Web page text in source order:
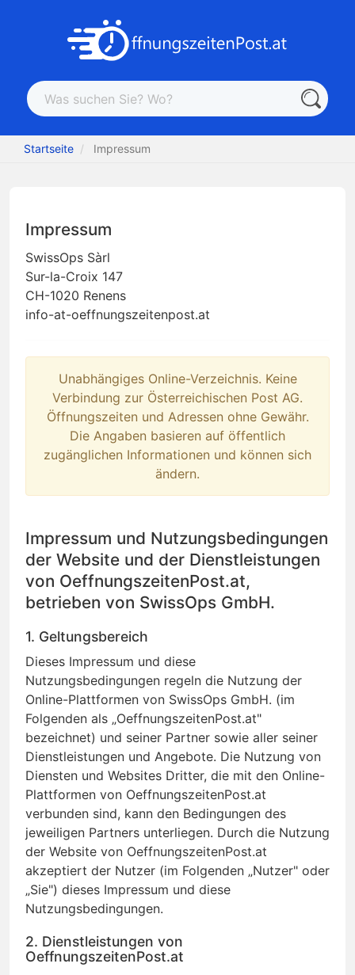
Startseite Impressum
Impressum
SwissOps Sàrl
Sur-la-Croix 147
CH-1020 Renens
info-at-oeffnungszeitenpost.at
Unabhängiges Online-Verzeichnis. Keine
Verbindung zur Österreichischen Post AG.
Öffnungszeiten und Adressen ohne Gewähr.
Die Angaben basieren auf öffentlich
zugänglichen Informationen und können sich
ändern.
Impressum und Nutzungsbedingungen
der Website und der Dienstleistungen
von OeffnungszeitenPost.at,
betrieben von SwissOps GmbH.
1. Geltungsbereich
Dieses Impressum und diese
Nutzungsbedingungen regeln die Nutzung der
Online-Plattformen von SwissOps GmbH. (im
Folgenden als „OeffnungszeitenPost.at"
bezeichnet) und seiner Partner sowie aller seiner
Dienstleistungen und Angebote. Die Nutzung von
Diensten und Websites Dritter, die mit den Online-
Plattformen von OeffnungszeitenPost.at
verbunden sind, kann den Bedingungen des
jeweiligen Partners unterliegen. Durch die Nutzung
der Website von OeffnungszeitenPost.at
akzeptiert der Nutzer (im Folgenden „Nutzer" oder
„Sie") dieses Impressum und diese
Nutzungsbedingungen.
2. Dienstleistungen von
OeffnungszeitenPost.at